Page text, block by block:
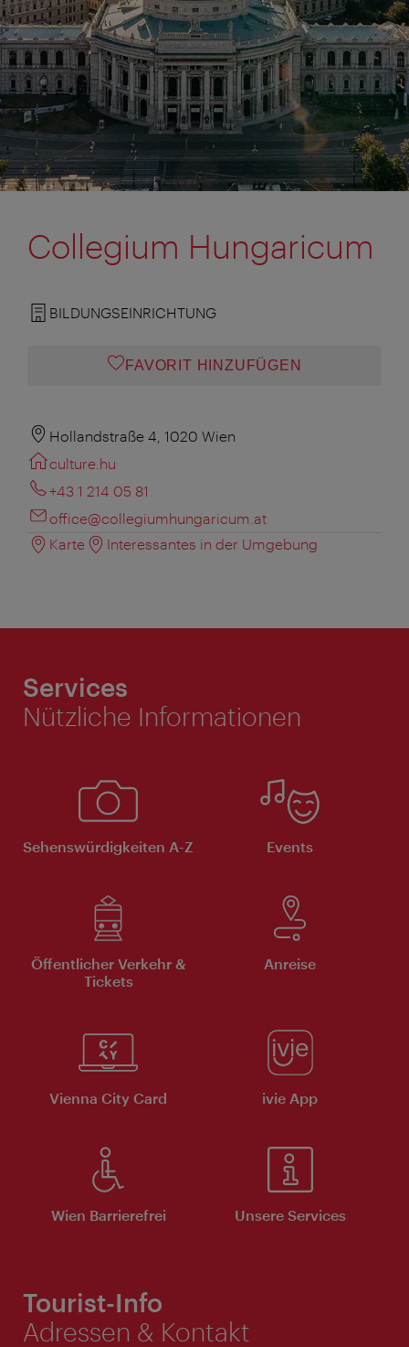
Collegium Hungaricum
BILDUNGSEINRICHTUNG
FAVORIT HINZUFÜGEN
Hollandstraße 4, 1020 Wien
culture.hu
+43 1 214 05 81
office@collegiumhungaricum.at
Karte
Interessantes in der Umgebung
Services
Nützliche Informationen
Sehenswürdigkeiten A-Z Events
Öffentlicher Verkehr &
Tickets
Anreise
Vienna City Card ivie App
Wien Barrierefrei Unsere Services
Tourist-Info
Adressen & Kontakt